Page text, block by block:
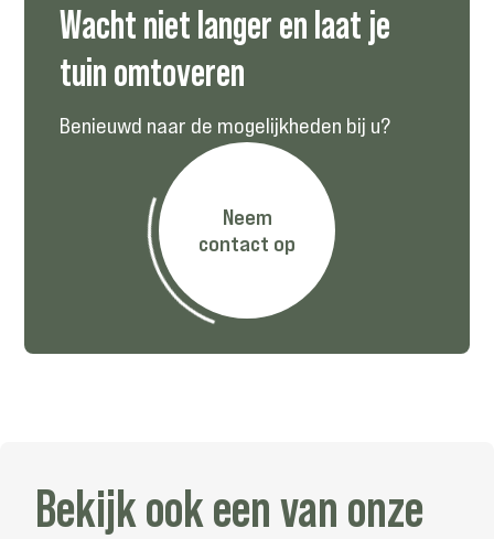
Wacht niet langer en laat je
tuin omtoveren
Benieuwd naar de mogelijkheden bij u?
Neem
contact op
Bekijk ook een van onze